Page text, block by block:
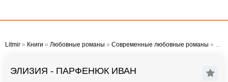
Litmir » Книги » Любовные романы » Современные любовные романы » Элизия - Парфенюк Иван
ЭЛИЗИЯ - ПАРФЕНЮК ИВАН